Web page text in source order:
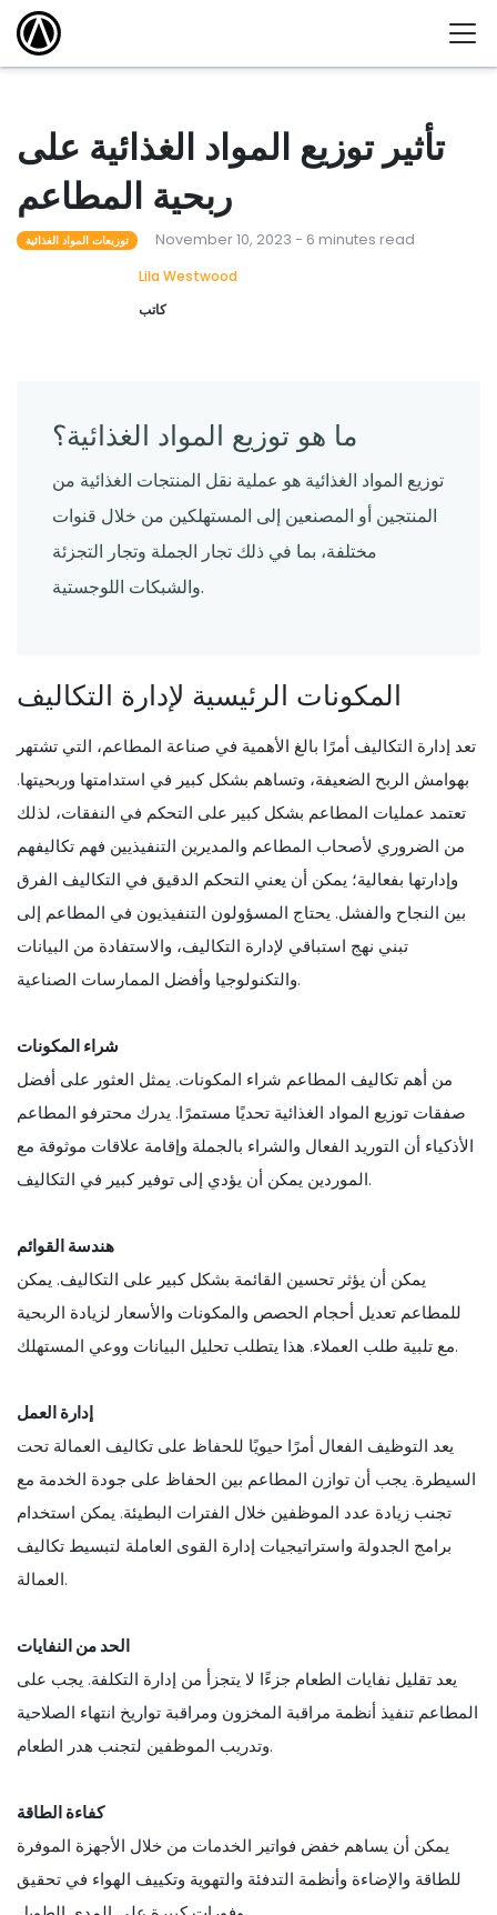
تأثير توزيع المواد الغذائية على
ربحية المطاعم
توزيعات المواد الغذائية
November 10, 2023 - 6 minutes read
Lila Westwood
كاتب
ما هو توزيع المواد الغذائية؟
توزيع المواد الغذائية هو عملية نقل المنتجات الغذائية من
المنتجين أو المصنعين إلى المستهلكين من خلال قنوات
مختلفة، بما في ذلك تجار الجملة وتجار التجزئة
والشبكات اللوجستية.
المكونات الرئيسية لإدارة التكاليف
تعد إدارة التكاليف أمرًا بالغ الأهمية في صناعة المطاعم، التي تشتهر
بهوامش الربح الضعيفة، وتساهم بشكل كبير في استدامتها وربحيتها.
تعتمد عمليات المطاعم بشكل كبير على التحكم في النفقات، لذلك
من الضروري لأصحاب المطاعم والمديرين التنفيذيين فهم تكاليفهم
وإدارتها بفعالية؛ يمكن أن يعني التحكم الدقيق في التكاليف الفرق
بين النجاح والفشل. يحتاج المسؤولون التنفيذيون في المطاعم إلى
تبني نهج استباقي لإدارة التكاليف، والاستفادة من البيانات
والتكنولوجيا وأفضل الممارسات الصناعية.
شراء المكونات
من أهم تكاليف المطاعم شراء المكونات. يمثل العثور على أفضل
صفقات توزيع المواد الغذائية تحديًا مستمرًا. يدرك محترفو المطاعم
الأذكياء أن التوريد الفعال والشراء بالجملة وإقامة علاقات موثوقة مع
الموردين يمكن أن يؤدي إلى توفير كبير في التكاليف.
هندسة القوائم
يمكن أن يؤثر تحسين القائمة بشكل كبير على التكاليف. يمكن
للمطاعم تعديل أحجام الحصص والمكونات والأسعار لزيادة الربحية
مع تلبية طلب العملاء. هذا يتطلب تحليل البيانات ووعي المستهلك.
إدارة العمل
يعد التوظيف الفعال أمرًا حيويًا للحفاظ على تكاليف العمالة تحت
السيطرة. يجب أن توازن المطاعم بين الحفاظ على جودة الخدمة مع
تجنب زيادة عدد الموظفين خلال الفترات البطيئة. يمكن استخدام
برامج الجدولة واستراتيجيات إدارة القوى العاملة لتبسيط تكاليف
العمالة.
الحد من النفايات
يعد تقليل نفايات الطعام جزءًا لا يتجزأ من إدارة التكلفة. يجب على
المطاعم تنفيذ أنظمة مراقبة المخزون ومراقبة تواريخ انتهاء الصلاحية
وتدريب الموظفين لتجنب هدر الطعام.
كفاءة الطاقة
يمكن أن يساهم خفض فواتير الخدمات من خلال الأجهزة الموفرة
للطاقة والإضاءة وأنظمة التدفئة والتهوية وتكييف الهواء في تحقيق